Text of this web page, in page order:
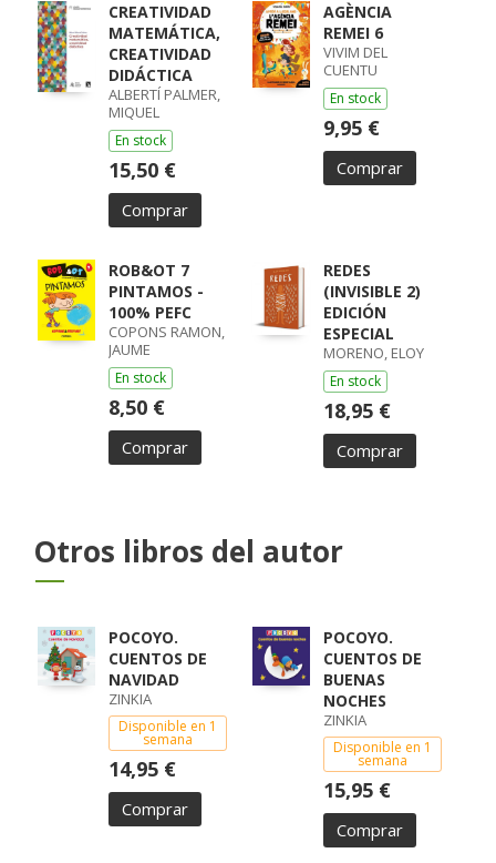
CREATIVIDAD
MATEMÁTICA,
CREATIVIDAD
DIDÁCTICA
ALBERTÍ PALMER,
MIQUEL
En stock
15,50 €
Comprar
AGÈNCIA
REMEI 6
VIVIM DEL
CUENTU
En stock
9,95 €
Comprar
ROB&OT 7
PINTAMOS -
100% PEFC
COPONS RAMON,
JAUME
En stock
8,50 €
Comprar
REDES
(INVISIBLE 2)
EDICIÓN
ESPECIAL
MORENO, ELOY
En stock
18,95 €
Comprar
Otros libros del autor
POCOYO.
CUENTOS DE
NAVIDAD
ZINKIA
Disponible en 1
semana
14,95 €
Comprar
POCOYO.
CUENTOS DE
BUENAS
NOCHES
ZINKIA
Disponible en 1
semana
15,95 €
Comprar